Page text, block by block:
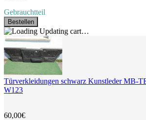
Gebrauchtteil
Bestellen
Updating cart…
Türverkleidungen schwarz Kunstleder MB-
W123
60,00€